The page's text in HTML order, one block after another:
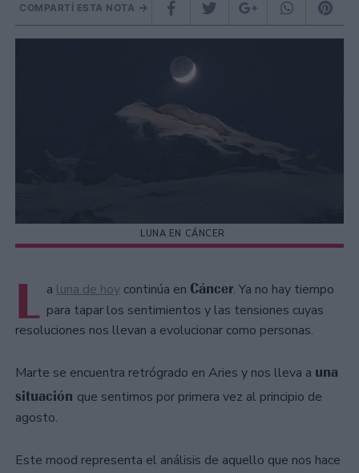
COMPARTÍ ESTA NOTA
LUNA EN CÁNCER
L a luna de hoy continúa en Cáncer. Ya no hay tiempo
para tapar los sentimientos y las tensiones cuyas
resoluciones nos llevan a evolucionar como personas.
Marte se encuentra retrógrado en Aries y nos lleva a una
situación que sentimos por primera vez al principio de
agosto.
Este mood representa el análisis de aquello que nos hace